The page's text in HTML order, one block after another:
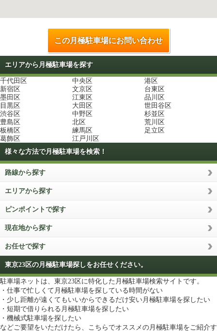
この月極駐車場にお問い合わせ
エリアから月極駐車場を探す
千代田区 中央区
港区
新宿区
文京区
台東区
墨田区
江東区
品川区
目黒区
大田区
世田谷区
渋谷区
中野区
杉並区
豊島区
北区
荒川区
板橋区
練馬区
足立区
葛飾区
江戸川区
様々な方法で月極駐車場を検索！
路線から探す
エリアから探す
ピンポイントで探す
現在地から探す
お任せで探す
東京23区の月極駐車場探しをお任せください。
駐車場ネットは、東京23区に特化した月極駐車場検索サイトです。
・仕事で忙しくて月極駐車場を探している時間がない
・少し距離が遠くてもいいからできるだけ安い月極駐車場を探したい
・短期で借りられる月極駐車場を探したい
・機械式駐車場を探したい
などご要望をいただけたら、こちらでオススメの月極駐車場をご紹介す